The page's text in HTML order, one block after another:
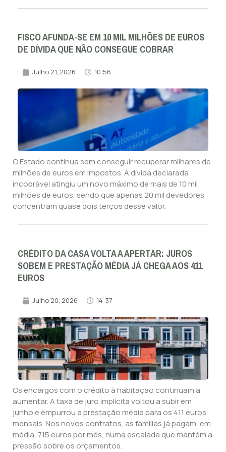
FISCO AFUNDA-SE EM 10 MIL MILHÕES DE EUROS
DE DÍVIDA QUE NÃO CONSEGUE COBRAR
Julho 21, 2026 10:56
O Estado continua sem conseguir recuperar milhares de
milhões de euros em impostos. A dívida declarada
incobrável atingiu um novo máximo de mais de 10 mil
milhões de euros, sendo que apenas 20 mil devedores
concentram quase dois terços desse valor.
CRÉDITO DA CASA VOLTA A APERTAR: JUROS
SOBEM E PRESTAÇÃO MÉDIA JÁ CHEGA AOS 411
EUROS
Julho 20, 2026 14:37
Os encargos com o crédito à habitação continuam a
aumentar. A taxa de juro implícita voltou a subir em
junho e empurrou a prestação média para os 411 euros
mensais. Nos novos contratos, as famílias já pagam, em
média, 715 euros por mês, numa escalada que mantém a
pressão sobre os orçamentos.